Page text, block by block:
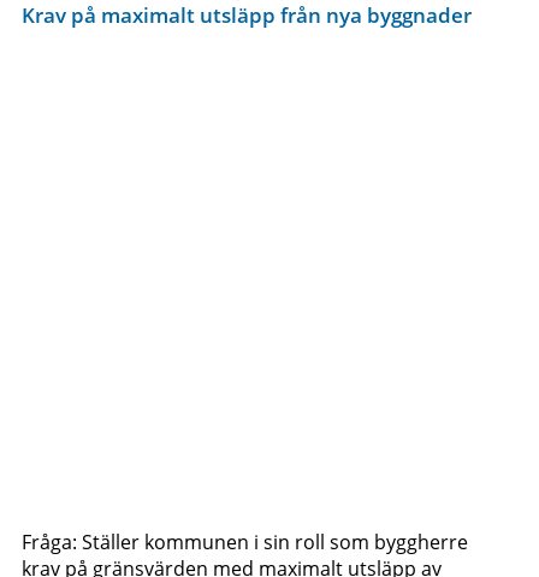
Krav på maximalt utsläpp från nya byggnader
Fråga: Ställer kommunen i sin roll som byggherre
krav på gränsvärden med maximalt utsläpp av